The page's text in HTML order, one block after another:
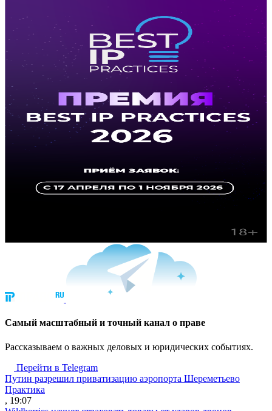
Cамый масштабный и точный канал о праве
Рассказываем о важных деловых и юридических событиях.
Перейти в Telegram
Путин разрешил приватизацию аэропорта Шереметьево
Практика
, 19:07